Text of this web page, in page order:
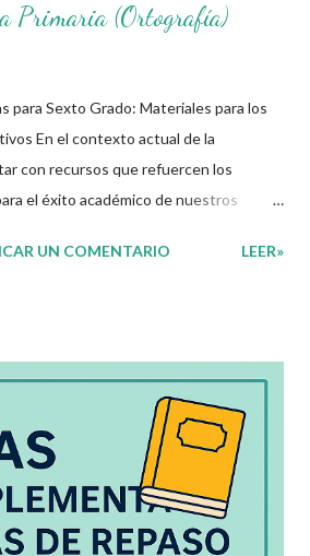
Primaria (Ortografía)
para Sexto Grado: Materiales para los
En el contexto actual de la
con recursos que refuercen los
el éxito académico de nuestros
vacacional para sexto grado de
en casa y cursos online para niños .
sabemos que contar con recursos
para fortalecer el aprendizaje es
compartir con ustedes unas
para Sexto Grado de
fines educativos, las cuales abarcan los
UN COMENTARIO LEER»